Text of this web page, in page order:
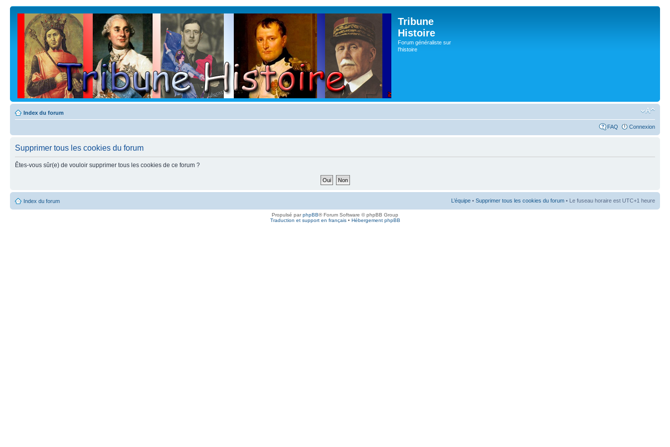
Tribune
Histoire
Forum généraliste sur
l'histoire
Index du forum
FAQ Connexion
Supprimer tous les cookies du forum
Êtes-vous sûr(e) de vouloir supprimer tous les cookies de ce forum ?
Index du forum L’équipe • Supprimer tous les cookies du forum • Le fuseau horaire est UTC+1 heure
Propulsé parphpBB® Forum Software © phpBB Group
Traduction et support en français• Hébergement phpBB